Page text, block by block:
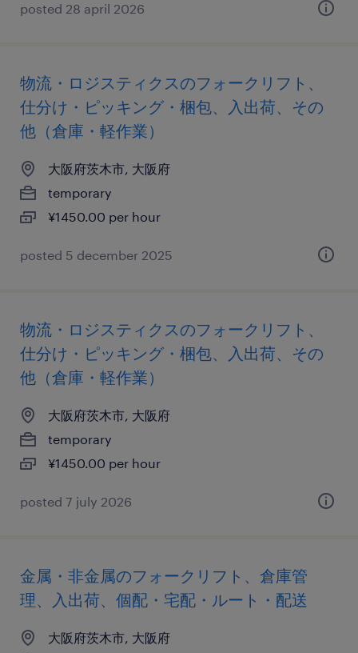
posted 28 april 2026
物流・ロジスティクスのフォークリフト、
仕分け・ピッキング・梱包、入出荷、その
他（倉庫・軽作業）
大阪府茨木市, 大阪府
temporary
¥1450.00 per hour
posted 5 december 2025
物流・ロジスティクスのフォークリフト、
仕分け・ピッキング・梱包、入出荷、その
他（倉庫・軽作業）
大阪府茨木市, 大阪府
temporary
¥1450.00 per hour
posted 7 july 2026
金属・非金属のフォークリフト、倉庫管
理、入出荷、個配・宅配・ルート・配送
大阪府茨木市, 大阪府